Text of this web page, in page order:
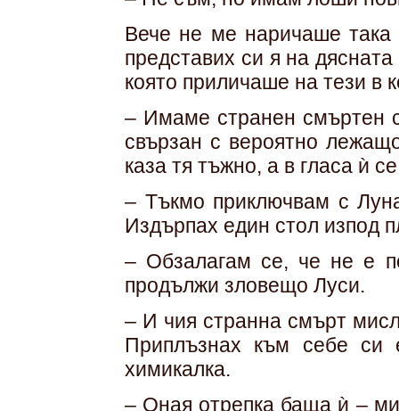
Вече не ме наричаше
представих си я на
която приличаше на тези в
– Имаме странен смъртен
свързан с вероятно
каза тя тъжно, а в гласа ѝ
– Тъкмо приключвам с
Издърпах един стол изпод
– Обзалагам се, че не е
продължи зловещо Луси.
– И чия странна смърт
Приплъзнах към себе си
химикалка.
– Оная отрепка баща ѝ –